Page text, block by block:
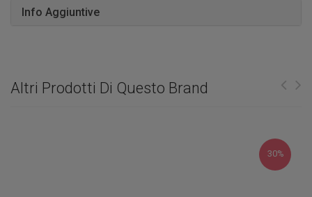
Info Aggiuntive
Altri Prodotti Di Questo Brand
30%